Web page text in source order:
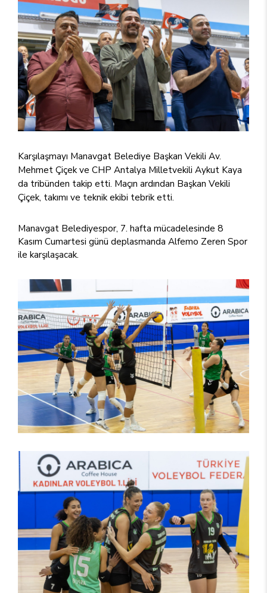
Karşılaşmayı Manavgat Belediye Başkan Vekili Av.
Mehmet Çiçek ve CHP Antalya Milletvekili Aykut Kaya
da tribünden takip etti. Maçın ardından Başkan Vekili
Çiçek, takımı ve teknik ekibi tebrik etti.
Manavgat Belediyespor, 7. hafta mücadelesinde 8
Kasım Cumartesi günü deplasmanda Alfemo Zeren Spor
ile karşılaşacak.